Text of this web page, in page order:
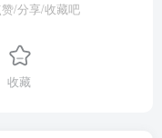
/分享/收藏吧
收藏